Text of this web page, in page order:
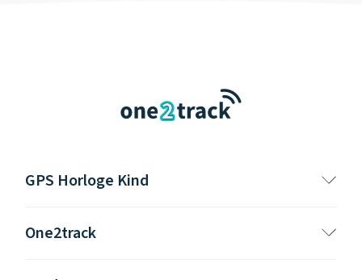
GPS Horloge Kind
One2track